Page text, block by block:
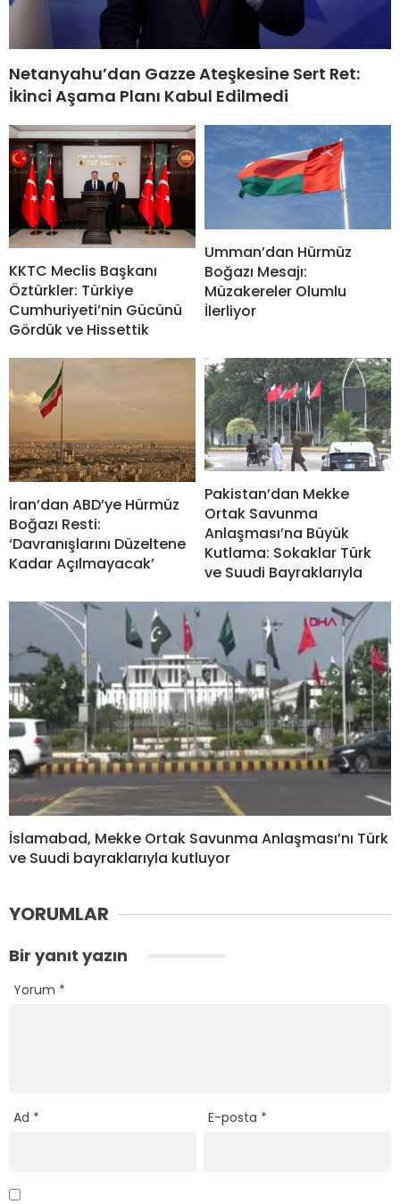
Netanyahu’dan Gazze Ateşkesine Sert Ret:
İkinci Aşama Planı Kabul Edilmedi
KKTC Meclis Başkanı
Öztürkler: Türkiye
Cumhuriyeti’nin Gücünü
Gördük ve Hissettik
Umman’dan Hürmüz
Boğazı Mesajı:
Müzakereler Olumlu
İlerliyor
İran’dan ABD’ye Hürmüz
Boğazı Resti:
‘Davranışlarını Düzeltene
Kadar Açılmayacak’
Pakistan’dan Mekke
Ortak Savunma
Anlaşması’na Büyük
Kutlama: Sokaklar Türk
ve Suudi Bayraklarıyla
İslamabad, Mekke Ortak Savunma Anlaşması’nı Türk
ve Suudi bayraklarıyla kutluyor
YORUMLAR
Bir yanıt yazın
Yorum *
Ad * E-posta *